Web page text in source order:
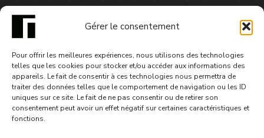
Gérer le consentement
Pour offrir les meilleures expériences, nous utilisons des technologies
telles que les cookies pour stocker et/ou accéder aux informations des
appareils. Le fait de consentir à ces technologies nous permettra de
traiter des données telles que le comportement de navigation ou les ID
uniques sur ce site. Le fait de ne pas consentir ou de retirer son
consentement peut avoir un effet négatif sur certaines caractéristiques et
fonctions.
10,50€